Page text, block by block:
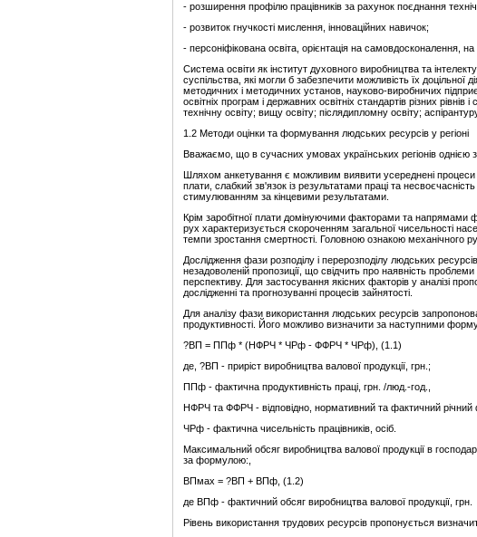
- розширення профілю працівників за рахунок поєднання
- розвиток гнучкості мислення, інноваційних навичок;
- персоніфікована освіта, орієнтація на самовдосконалення, на
Система освіти як інститут духовного виробництва та
суспільства, які могли б забезпечити можливість їх доцільної
методичних і методичних установ, науково-виробничих
освітніх програм і державних освітніх стандартів різних
технічну освіту; вищу освіту; післядипломну освіту;
1.2 Методи оцінки та формування людських ресурсів у регіоні
Вважаємо, що в сучасних умовах українських регіонів однією
Шляхом анкетування є можливим виявити усереднені процеси
плати, слабкий зв'язок із результатами праці та
стимулюванням за кінцевими результатами.
Крім заробітної плати домінуючими факторами та напрямами
рух характеризується скороченням загальної чисельності
темпи зростання смертності. Головною ознакою механічного
Дослідження фази розподілу і перерозподілу людських
незадоволеній пропозиції, що свідчить про наявність
перспективу. Для застосування якісних факторів у аналізі
дослідженні та прогнозуванні процесів зайнятості.
Для аналізу фази використання людських ресурсів
продуктивності. Його можливо визначити за наступними
?ВП = ППф * (НФРЧ * ЧРф - ФФРЧ * ЧРф), (1.1)
де, ?ВП - приріст виробництва валової продукції, грн.;
ППф - фактична продуктивність праці, грн. /люд.-год.,
НФРЧ та ФФРЧ - відповідно, нормативний та фактичний річний
ЧРф - фактична чисельність працівників, осіб.
Максимальний обсяг виробництва валової продукції в
за формулою:,
ВПмах = ?ВП + ВПф, (1.2)
де ВПф - фактичний обсяг виробництва валової продукції, грн.
Рівень використання трудових ресурсів пропонується